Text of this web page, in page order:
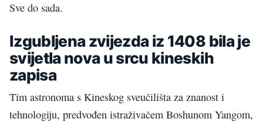
Sve do sada.
Izgubljena zvijezda iz 1408 bila je
svijetla nova u srcu kineskih
zapisa
Tim astronoma s Kineskog sveučilišta za znanost i
tehnologiju, predvođen istraživačem Boshunom Yangom,